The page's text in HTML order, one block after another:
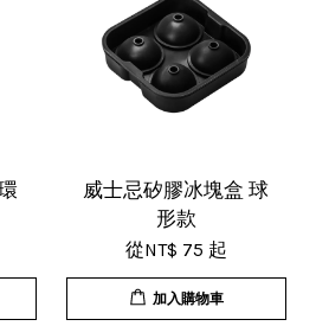
包裝，非常好用的產品，謝
格超優惠，CP值超高，推
威士忌矽膠冰塊盒 球
形款
從NT$ 75 起
加入購物車